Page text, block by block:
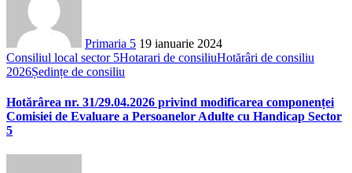
Primaria 5 19 ianuarie 2024
Consiliul local sector 5Hotarari de consiliuHotărâri de consiliu
2026Ședințe de consiliu
Hotărârea nr. 31/29.04.2026 privind modificarea componenței
Comisiei de Evaluare a Persoanelor Adulte cu Handicap Sector
5